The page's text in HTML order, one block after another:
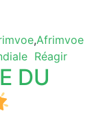
,Afrimvoe
Réagir
DU